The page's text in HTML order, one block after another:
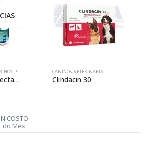
, PORCINOS VETERINARIA
Rilexine 150 Inyectable
CANINOS,VETERINARIA
Clindacin 30
COSTO
Mex.